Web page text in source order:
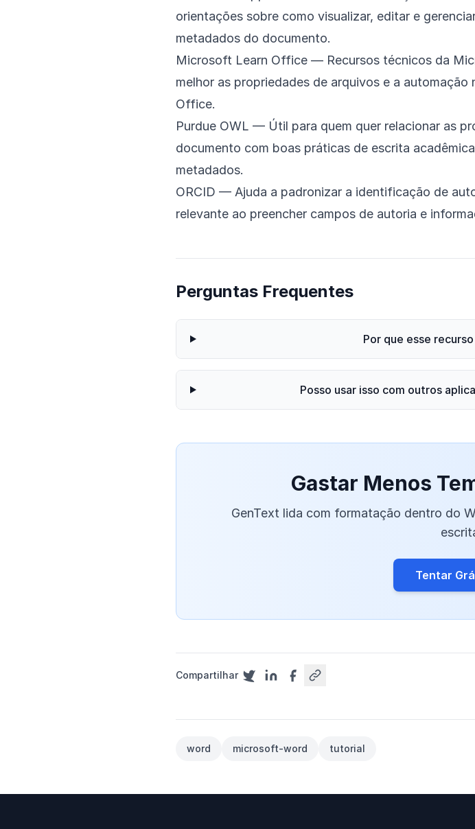
orientações sobre como visualizar, editar e
metadados do documento.
Microsoft Learn Office — Recursos técnicos da
melhor as propriedades de arquivos e a automação
Office.
Purdue OWL — Útil para quem quer relacionar as
documento com boas práticas de escrita
metadados.
ORCID — Ajuda a padronizar a identificação de
relevante ao preencher campos de autoria e
Perguntas Frequentes
Por que esse
Posso usar isso com outros
Gastar Menos
GenText lida com formatação dentro do
Tentar
Compartilhar
word microsoft-word tutorial